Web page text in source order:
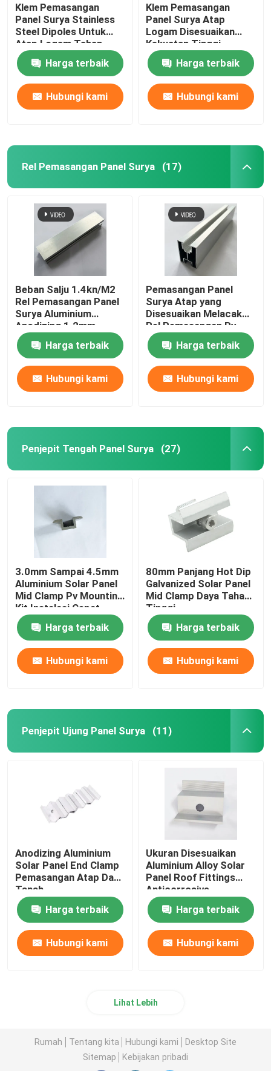
Klem Pemasangan
Panel Surya Stainless
Steel Dipoles Untuk
Atap Logam Tahan
Karat
Harga terbaik
Hubungi kami
Klem Pemasangan
Panel Surya Atap
Logam Disesuaikan
Kekuatan Tinggi
Harga terbaik
Hubungi kami
Rel Pemasangan Panel Surya (17)
Beban Salju 1.4kn/M2
Rel Pemasangan Panel
Surya Aluminium
Anodizing 1.2mm
Harga terbaik
Hubungi kami
Pemasangan Panel
Surya Atap yang
Disesuaikan Melacak
Rel Pemasangan Pv
Surya Tahan Karat
Harga terbaik
Hubungi kami
Penjepit Tengah Panel Surya (27)
3.0mm Sampai 4.5mm
Aluminium Solar Panel
Mid Clamp Pv Mounting
Kit Instalasi Cepat
Harga terbaik
Hubungi kami
80mm Panjang Hot Dip
Galvanized Solar Panel
Mid Clamp Daya Tahan
Tinggi
Harga terbaik
Hubungi kami
Penjepit Ujung Panel Surya (11)
Anodizing Aluminium
Solar Panel End Clamp
Pemasangan Atap Dan
Tanah
Harga terbaik
Hubungi kami
Ukuran Disesuaikan
Aluminium Alloy Solar
Panel Roof Fittings
Anticorrosive
Harga terbaik
Hubungi kami
Lihat Lebih
Rumah Tentang kita Hubungi kami
Desktop Site
Sitemap
Kebijakan pribadi